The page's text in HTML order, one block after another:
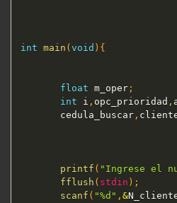
int main ( void ) {
float m_oper ;
int i , opc_prioridad ,
       cedula_buscar
,
printf ( "Ingrese el
fflush ( stdin ) ;
scanf ( "%d" , &